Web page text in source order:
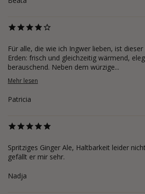
Für alle, die wie ich Ingwer lieben, ist
Erden: frisch und gleichzeitig wärmend,
berauschend. Neben dem würzige...
Mehr lesen
Patricia
Spritziges Ginger Ale, Haltbarkeit leider
gefällt er mir sehr.
Nadja